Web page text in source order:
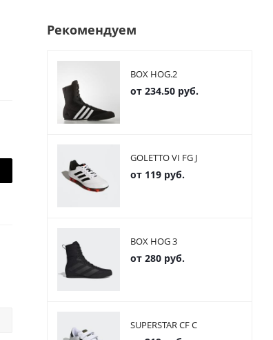
Рекомендуем
BOX HOG.2
от 234.50 руб.
GOLETTO VI FG J
от 119 руб.
BOX HOG 3
от 280 руб.
SUPERSTAR CF C